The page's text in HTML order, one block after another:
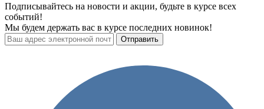
Подписывайтесь на новости и акции, будьте в курсе всех
событий!
Мы будем держать вас в курсе последних новинок!